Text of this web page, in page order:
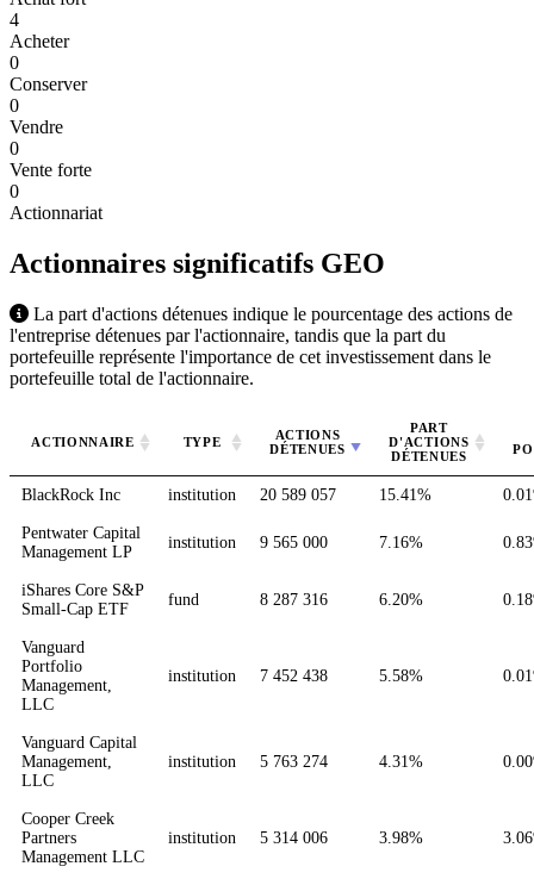
4
Acheter
0
Conserver
0
Vendre
0
Vente forte
0
Actionnariat
Actionnaires significatifs GEO
La part d'actions détenues indique le pourcentage des actions de
l'entreprise détenues par l'actionnaire, tandis que la part du
portefeuille représente l'importance de cet investissement dans le
portefeuille total de l'actionnaire.
ACTIONNAIRE TYPE
ACTIONS
DÉTENUES
PART
D'ACTIONS
DÉTENUES
BlackRock Inc institution 20 589 057 15.41%
Pentwater Capital
Management LP
institution 9 565 000 7.16%
iShares Core S&P
Small-Cap ETF
fund 8 287 316 6.20%
Vanguard
Portfolio
Management,
LLC
institution 7 452 438 5.58%
Vanguard Capital
Management,
LLC
institution 5 763 274 4.31%
Cooper Creek
Partners
Management LLC
institution 5 314 006 3.98%